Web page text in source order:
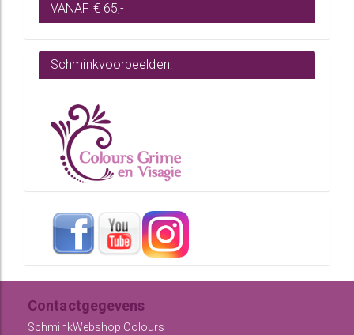
VANAF € 65,-
Schminkvoorbeelden:
Contactgegevens
SchminkWebshop Colours